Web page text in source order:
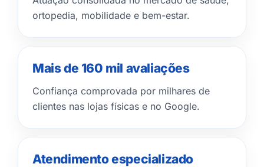
ortopedia, mobilidade e bem-estar.
Mais de 160 mil avaliações
Confiança comprovada por milhares de
clientes nas lojas físicas e no Google.
Atendimento especializado